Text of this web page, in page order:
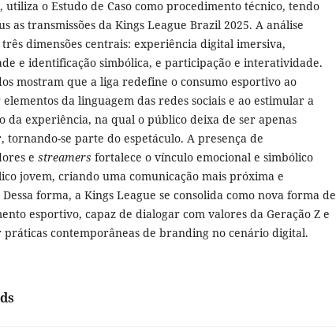
utiliza o Estudo de Caso como procedimento técnico, tendo
as transmissões da Kings League Brazil 2025. A análise
dimensões centrais: experiência digital imersiva,
e identificação simbólica, e participação e interatividade.
mostram que a liga redefine o consumo esportivo ao
da linguagem das redes sociais e ao estimular a
da experiência, na qual o público deixa de ser apenas
tornando-se parte do espetáculo. A presença de
e streamers fortalece o vínculo emocional e simbólico
jovem, criando uma comunicação mais próxima e
forma, a Kings League se consolida como nova forma de
esportivo, capaz de dialogar com valores da Geração Z e
contemporâneas de branding no cenário digital.